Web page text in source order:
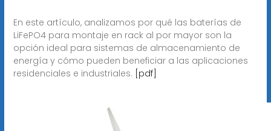
En este artículo, analizamos por qué las baterías de
LiFePO4 para montaje en rack al por mayor son la
opción ideal para sistemas de almacenamiento de
energía y cómo pueden beneficiar a las aplicaciones
residenciales e industriales. [pdf]